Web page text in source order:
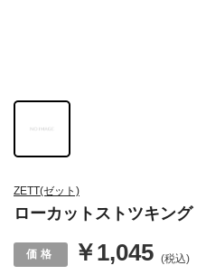
ZETT(ゼット)
ローカットストツキング
￥1,045 (税込)